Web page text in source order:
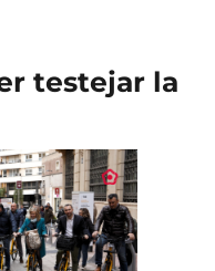
testejar la